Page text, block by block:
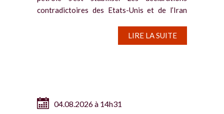
contradictoires des Etats-Unis et de l’Iran
LIRE LA SUITE
04.08.2026 à 14h31